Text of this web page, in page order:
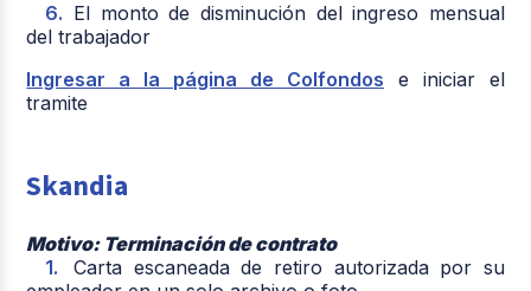
El monto de disminución del ingreso mensual
del trabajador
Ingresar a la página de Colfondos e iniciar el
tramite
Skandia
Motivo: Terminación de contrato
Carta escaneada de retiro autorizada por su